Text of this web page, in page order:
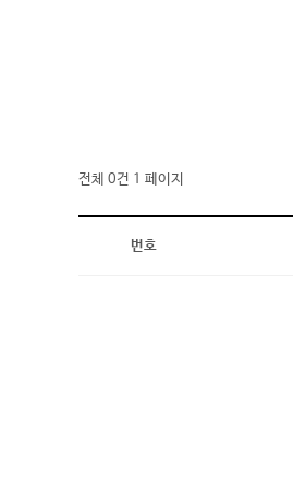
전체 0건 1 페이지
번호